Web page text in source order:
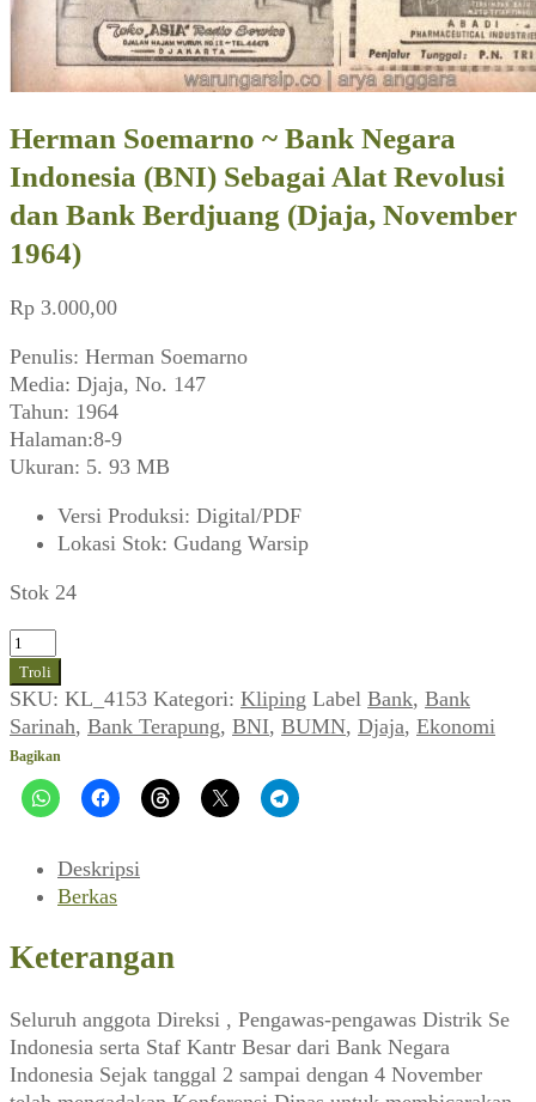
Herman Soemarno ~ Bank Negara
Indonesia (BNI) Sebagai Alat Revolusi
dan Bank Berdjuang (Djaja, November
1964)
Rp 3.000,00
Penulis: Herman Soemarno
Media: Djaja, No. 147
Tahun: 1964
Halaman:8-9
Ukuran: 5. 93 MB
Versi Produksi: Digital/PDF
Lokasi Stok: Gudang Warsip
Stok 24
Kuantitas
Herman
Soemarno
~
Bank
Negara
Indonesia
Sebagai
dan
Bank
(Djaja,
November
1964)
Troli
SKU: KL_4153 Kategori: Kliping Label Bank, Bank
Sarinah, Bank Terapung, BNI, BUMN, Djaja, Ekonomi
Bagikan
Deskripsi
Berkas
Keterangan
Seluruh anggota Direksi , Pengawas-pengawas Distrik Se
Indonesia serta Staf Kantr Besar dari Bank Negara
Indonesia Sejak tanggal 2 sampai dengan 4 November